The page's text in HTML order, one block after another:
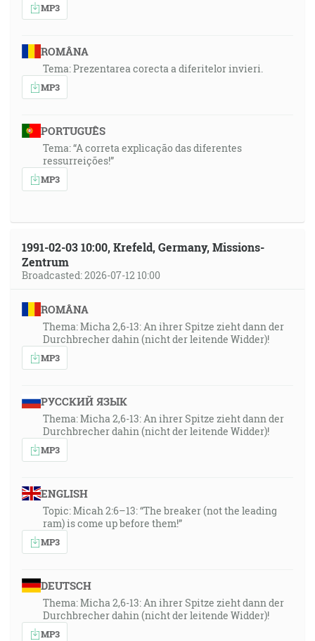
MP3
ROMÂNA
Tema: Prezentarea corecta a diferitelor invieri.
MP3
PORTUGUÊS
Tema: “A correta explicação das diferentes
ressurreições!”
MP3
1991-02-03 10:00, Krefeld, Germany, Missions-
Zentrum
Broadcasted: 2026-07-12 10:00
ROMÂNA
Thema: Micha 2,6-13: An ihrer Spitze zieht dann der
Durchbrecher dahin (nicht der leitende Widder)!
MP3
РУССКИЙ ЯЗЫК
Thema: Micha 2,6-13: An ihrer Spitze zieht dann der
Durchbrecher dahin (nicht der leitende Widder)!
MP3
ENGLISH
Topic: Micah 2:6–13: “The breaker (not the leading
ram) is come up before them!”
MP3
DEUTSCH
Thema: Micha 2,6-13: An ihrer Spitze zieht dann der
Durchbrecher dahin (nicht der leitende Widder)!
MP3